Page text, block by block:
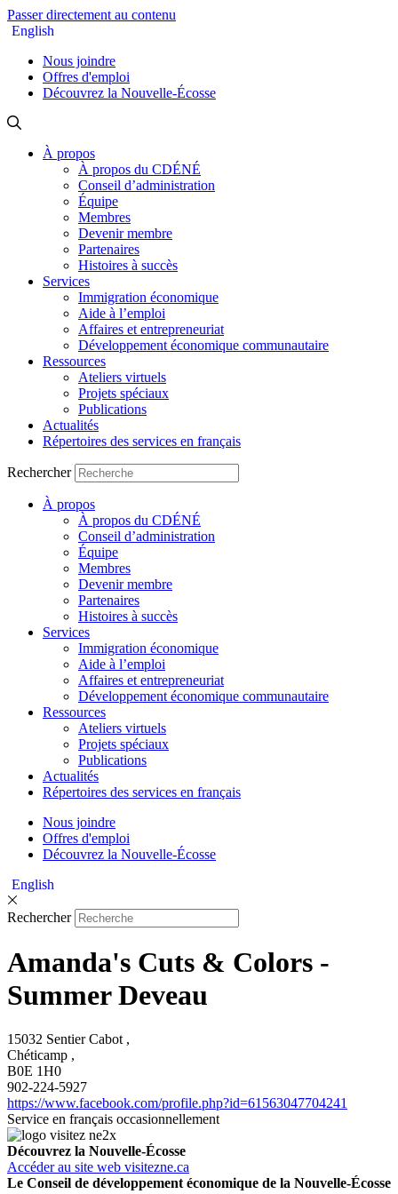
Passer directement au contenu
English
Nous joindre
Offres d'emploi
Découvrez la Nouvelle-Écosse
À propos
À propos du CDÉNÉ
Conseil d’administration
Équipe
Membres
Devenir membre
Partenaires
Histoires à succès
Services
Immigration économique
Aide à l’emploi
Affaires et entrepreneuriat
Développement économique communautaire
Ressources
Ateliers virtuels
Projets spéciaux
Publications
Actualités
Répertoires des services en français
Rechercher
À propos
À propos du CDÉNÉ
Conseil d’administration
Équipe
Membres
Devenir membre
Partenaires
Histoires à succès
Services
Immigration économique
Aide à l’emploi
Affaires et entrepreneuriat
Développement économique communautaire
Ressources
Ateliers virtuels
Projets spéciaux
Publications
Actualités
Répertoires des services en français
Nous joindre
Offres d'emploi
Découvrez la Nouvelle-Écosse
English
Rechercher
Amanda's Cuts & Colors -
Summer Deveau
15032 Sentier Cabot ,
Chéticamp ,
B0E 1H0
902-224-5927
https://www.facebook.com/profile.php?id=61563047704241
Service en français occasionnellement
Découvrez la Nouvelle-Écosse
Accéder au site web visitezne.ca
Le Conseil de développement économique de la Nouvelle-Écosse